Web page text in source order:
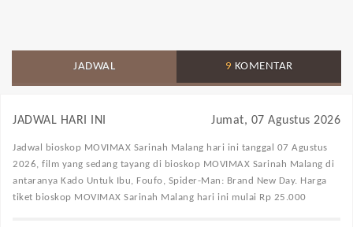
JADWAL 9 KOMENTAR
JADWAL HARI INI Jumat, 07 Agustus 2026
Jadwal bioskop MOVIMAX Sarinah Malang hari ini tanggal 07 Agustus
2026, film yang sedang tayang di bioskop MOVIMAX Sarinah Malang di
antaranya Kado Untuk Ibu, Foufo, Spider-Man: Brand New Day. Harga
tiket bioskop MOVIMAX Sarinah Malang hari ini mulai Rp 25.000